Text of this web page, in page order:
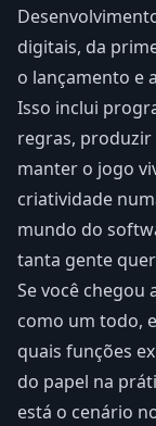
digitais, da
o lançamento e
Isso inclui
regras, produzir
manter o jogo
criatividade
mundo do
tanta gente
Se você
como um todo,
quais funções
do papel na
está o cenário